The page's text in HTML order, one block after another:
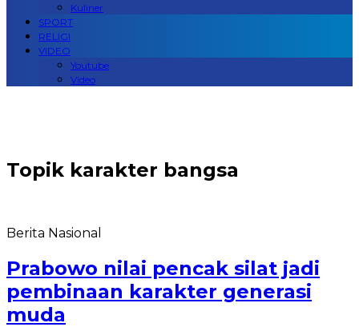
Kuliner
SPORT
RELIGI
VIDEO
Youtube
Video
Topik karakter bangsa
Berita Nasional
Prabowo nilai pencak silat jadi
pembinaan karakter generasi
muda